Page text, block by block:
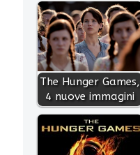
The Hunger Games,
4 nuove immagini